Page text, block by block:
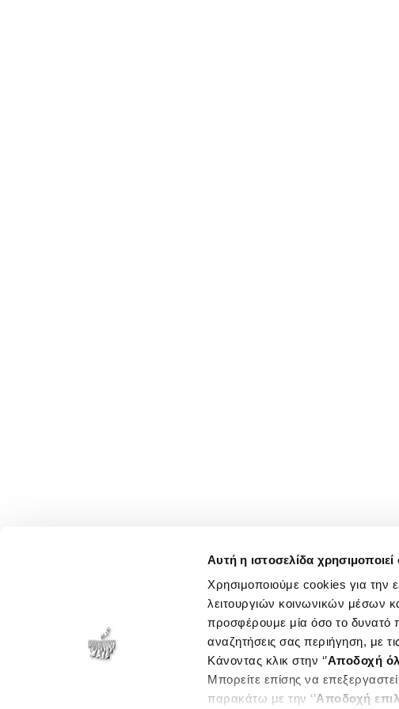
Αυτή η ιστοσελίδα
Χρησιμοποιούμε cookies για την
λειτουργιών κοινωνικών μέσων
προσφέρουμε μία όσο το δυνατό
αναζητήσεις σας περιήγηση, με
Κάνοντας κλικ στην ‘’Αποδοχή
Μπορείτε επίσης να
παρακάτω με την ‘’Αποδοχή